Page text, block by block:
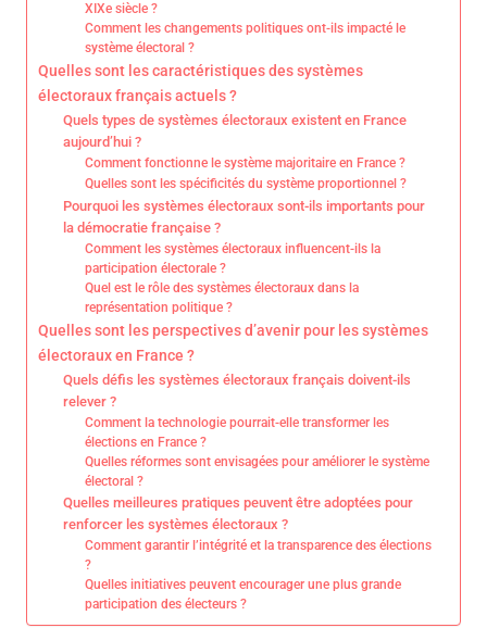
XIXe siècle ?
Comment les changements politiques ont-ils impacté le
système électoral ?
Quelles sont les caractéristiques des systèmes
électoraux français actuels ?
Quels types de systèmes électoraux existent en France
aujourd’hui ?
Comment fonctionne le système majoritaire en France ?
Quelles sont les spécificités du système proportionnel ?
Pourquoi les systèmes électoraux sont-ils importants pour
la démocratie française ?
Comment les systèmes électoraux influencent-ils la
participation électorale ?
Quel est le rôle des systèmes électoraux dans la
représentation politique ?
Quelles sont les perspectives d’avenir pour les systèmes
électoraux en France ?
Quels défis les systèmes électoraux français doivent-ils
relever ?
Comment la technologie pourrait-elle transformer les
élections en France ?
Quelles réformes sont envisagées pour améliorer le système
électoral ?
Quelles meilleures pratiques peuvent être adoptées pour
renforcer les systèmes électoraux ?
Comment garantir l’intégrité et la transparence des élections
?
Quelles initiatives peuvent encourager une plus grande
participation des électeurs ?